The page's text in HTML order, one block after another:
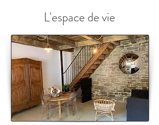
L'espace de vie